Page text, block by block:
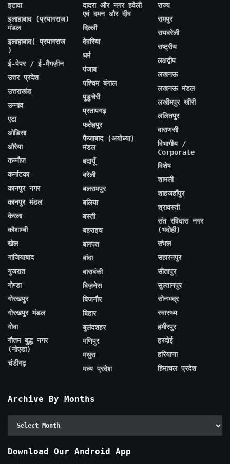
इटावा
इलाहाबाद (प्रयागराज)
मंडल
इलाहाबाद( प्रयागराज
)
ई-पेपर / ई-मैगज़ीन
उत्तर प्रदेश
उत्तराखंड
उन्नाव
एटा
ओडिसा
औरैया
कन्नौज
कर्नाटका
कानपुर नगर
कानपुर मंडल
केरला
कौशाम्बी
खेल
गाजियाबाद
गुजरात
गोण्डा
गोरखपुर
गोरखपुर मंडल
गोवा
गौतम बुद्ध नगर
(नोएडा)
चंडीगढ़
दादरा और नगर हवेली
एवं दमन और दीव
दिल्ली
देवरिया
धर्म
पंजाब
पश्चिम बंगाल
पुडुचेरी
प्रतापगढ़
फतेहपुर
फैजाबाद (अयोध्या)
मंडल
बदायूँ
बरेली
बलरामपुर
बलिया
बस्ती
बहराइच
बागपत
बांदा
बाराबंकी
बिज़नेस
बिजनौर
बिहार
बुलंदशहर
मणिपुर
मथुरा
मध्य प्रदेश
राज्य
रामपुर
रायबरेली
राष्ट्रीय
लक्षद्वीप
लखनऊ
लखनऊ मंडल
लखीमपुर खीरी
ललितपुर
वाराणसी
विभागीय /
Corporate
विशेष
शामली
शाहजहाँपुर
श्रावस्ती
संत रविदास नगर
(भदोही)
संभल
सहारनपुर
सीतापुर
सुल्तानपुर
सोनभद्र
स्वास्थ्य
हमीरपुर
हरदोई
हरियाणा
हिमाचल प्रदेश
Archive By Months
Download Our Android App